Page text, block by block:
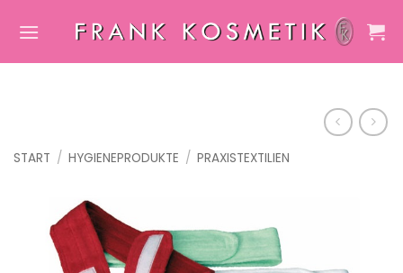
Inhalt
START / HYGIENEPRODUKTE / PRAXISTEXTILIEN